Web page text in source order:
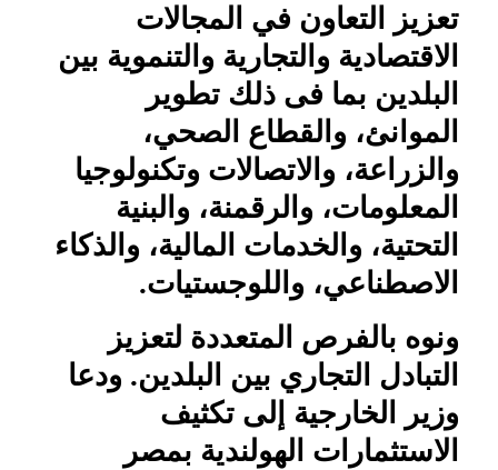
تعزيز التعاون في المجالات
الاقتصادية والتجارية والتنموية بين
البلدين بما فى ذلك تطوير
الموانئ، والقطاع الصحي،
والزراعة، والاتصالات وتكنولوجيا
المعلومات، والرقمنة، والبنية
التحتية، والخدمات المالية، والذكاء
الاصطناعي، واللوجستيات.
ونوه بالفرص المتعددة لتعزيز
التبادل التجاري بين البلدين. ودعا
وزير الخارجية إلى تكثيف
الاستثمارات الهولندية بمصر